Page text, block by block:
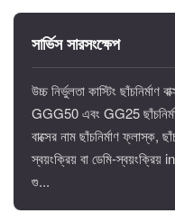
সার্ভিস সারসংক্ষেপ
উচ্চ নির্ভুলতা কাস্টিং ছাঁচনির্মাণ
GGG50 এবং GG25
বাক্সের নাম ছাঁচনির্মাণ ফ্লাস্ক,
স্বয়ংক্রিয় বা ডেমি-স্বয়ংক্রিয়
গু...